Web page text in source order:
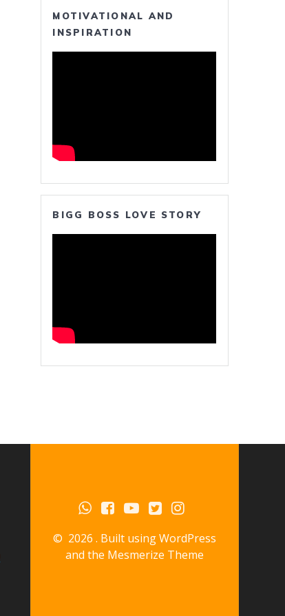
MOTIVATIONAL AND
INSPIRATION
BIGG BOSS LOVE STORY
© 2026 . Built using WordPress
and the Mesmerize Theme